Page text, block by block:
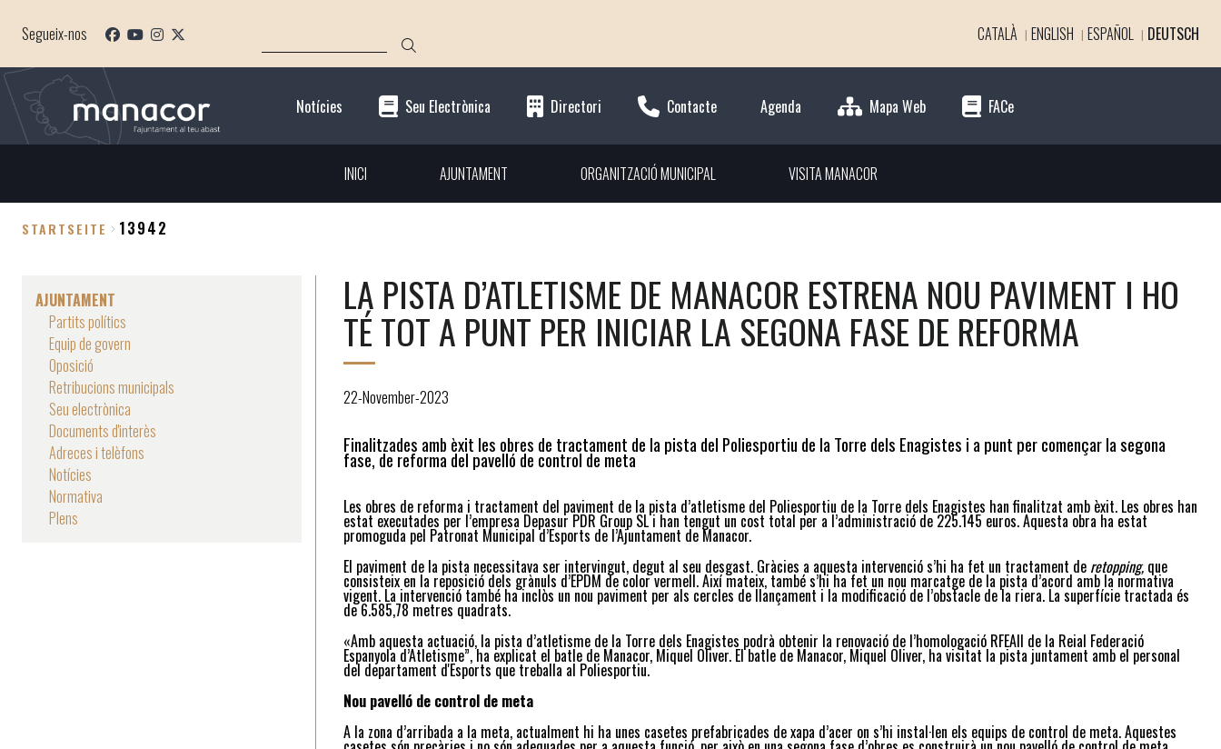
Segueix-nos CATALÀ ENGLISH ESPAÑOL DEUTSCH
Notícies Seu Electrònica Directori Contacte Agenda Mapa Web FACe
INICI AJUNTAMENT ORGANITZACIÓ MUNICIPAL VISITA MANACOR
STARTSEITE 13942
AJUNTAMENT
Partits polítics
Equip de govern
Oposició
Retribucions municipals
Seu electrònica
Documents d'interès
Adreces i telèfons
Notícies
Normativa
Plens
LA PISTA D’ATLETISME DE MANACOR ESTRENA NOU PAVIMENT I HO
TÉ TOT A PUNT PER INICIAR LA SEGONA FASE DE REFORMA
22-November-2023
Finalitzades amb èxit les obres de tractament de la pista del Poliesportiu de la Torre dels Enagistes i a punt per començar la segona
fase, de reforma del pavelló de control de meta
Les obres de reforma i tractament del paviment de la pista d’atletisme del Poliesportiu de la Torre dels Enagistes han finalitzat amb èxit. Les obres han
estat executades per l’empresa Depasur PDR Group SL i han tengut un cost total per a l’administració de 225.145 euros. Aquesta obra ha estat
promoguda pel Patronat Municipal d’Esports de l’Ajuntament de Manacor.
El paviment de la pista necessitava ser intervingut, degut al seu desgast. Gràcies a aquesta intervenció s’hi ha fet un tractament de retopping, que
consisteix en la reposició dels grànuls d’EPDM de color vermell. Així mateix, també s’hi ha fet un nou marcatge de la pista d’acord amb la normativa
vigent. La intervenció també ha inclòs un nou paviment per als cercles de llançament i la modificació de l’obstacle de la riera. La superfície tractada és
de 6.585,78 metres quadrats.
«Amb aquesta actuació, la pista d’atletisme de la Torre dels Enagistes podrà obtenir la renovació de l’homologació RFEAII de la Reial Federació
Espanyola d’Atletisme”, ha explicat el batle de Manacor, Miquel Oliver. El batle de Manacor, Miquel Oliver, ha visitat la pista juntament amb el personal
del departament d'Esports que treballa al Poliesportiu.
Nou pavelló de control de meta
A la zona d’arribada a la meta, actualment hi ha unes casetes prefabricades de xapa d’acer on s’hi instal·len els equips de control de meta. Aquestes